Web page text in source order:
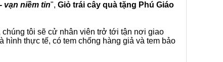
vạn niềm tin", Giỏ trái cây quà tặng Phú Giáo
tôi sẽ cử nhân viên trở tới tận nơi giao
thực tế, có tem chống hàng giả và tem bảo